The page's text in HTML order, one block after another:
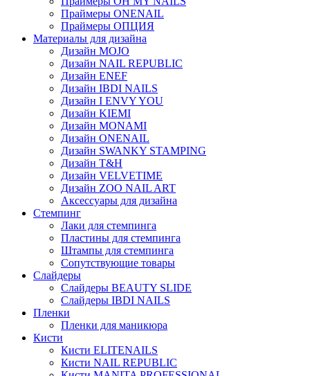
Праймеры ONENAIL
Праймеры ОПЦИЯ
Материалы для дизайна
Дизайн MOJO
Дизайн NAIL REPUBLIC
Дизайн ENEF
Дизайн IBDI NAILS
Дизайн I ENVY YOU
Дизайн KIEMI
Дизайн MONAMI
Дизайн ONENAIL
Дизайн SWANKY STAMPING
Дизайн T&H
Дизайн VELVETIME
Дизайн ZOO NAIL ART
Аксессуары для дизайна
Стемпинг
Лаки для стемпинга
Пластины для стемпинга
Штампы для стемпинга
Сопутствующие товары
Слайдеры
Слайдеры BEAUTY SLIDE
Слайдеры IBDI NAILS
Пленки
Пленки для маникюра
Кисти
Кисти ELITENAILS
Кисти NAIL REPUBLIC